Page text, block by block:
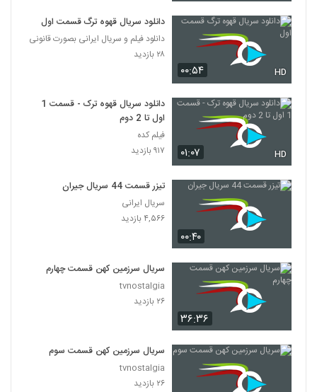
۰۰:۵۴ HD
دانلود سریال قهوه ترگ قسمت اول
دانلود فیلم و سریال ایرانی بصورت قانونی
۲۸ بازدید
۰۱:۰۷ HD
دانلود سریال قهوه ترک - قسمت 1
اول تا 2 دوم
فیلم کده
۹۱۷ بازدید
۰۰:۴۰
تیزر قسمت 44 سریال جیران
سریال ایرانی
۴,۵۶۶ بازدید
۳۶:۳۶
سریال سرزمین کهن قسمت چهارم
tvnostalgia
۲۶ بازدید
سریال سرزمین کهن قسمت سوم
tvnostalgia
۲۶ بازدید